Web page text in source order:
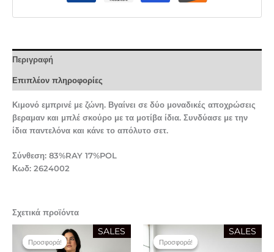
Περιγραφή
Επιπλέον πληροφορίες
Κιμονό εμπρινέ με ζώνη. Βγαίνει σε δύο μοναδικές αποχρώσεις
βεραμαν και μπλέ σκούρο με τα μοτίβα ίδια. Συνδύασε με την
ίδια παντελόνα και κάνε το απόλυτο σετ.
Σύνθεση: 83%RAY 17%POL
Κωδ: 2624002
Σχετικά προϊόντα
Προσφορά!
SALES
Προσφορά!
Original
price
was:
Η
τρέχουσα
Προσφορά!
SALES
Προσφορά!
OriginalΗ
τρέχουσα